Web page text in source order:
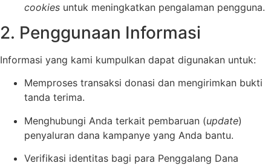
cookies untuk meningkatkan pengalaman pengguna.
2. Penggunaan Informasi
Informasi yang kami kumpulkan dapat digunakan untuk:
Memproses transaksi donasi dan mengirimkan bukti
tanda terima.
Menghubungi Anda terkait pembaruan (update)
penyaluran dana kampanye yang Anda bantu.
Verifikasi identitas bagi para Penggalang Dana